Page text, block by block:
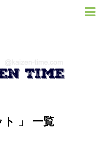
ト 」 一覧